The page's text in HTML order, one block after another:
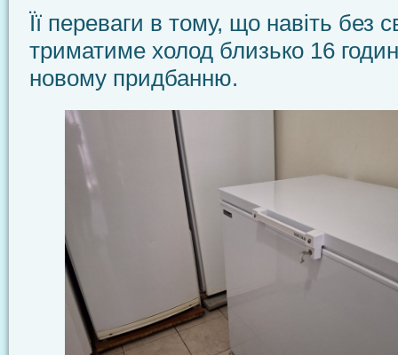
Її переваги в тому, що навіть без
триматиме холод близько 16
новому придбанню.